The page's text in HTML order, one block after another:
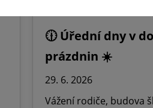
🕧 Úřední dny v
prázdnin ☀️
29. 6. 2026
Vážení rodiče, budova